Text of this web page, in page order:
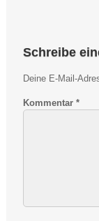
Schreibe
Deine E-Mail-
Kommentar *